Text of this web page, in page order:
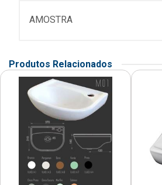
AMOSTRA
Produtos Relacionados